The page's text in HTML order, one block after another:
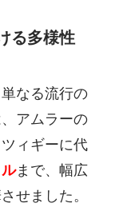
る多様性
なる流行の
アムラーの
ィギーに代
まで、幅広
せました。